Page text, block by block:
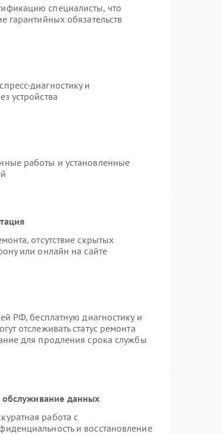
специалисты, что
гарантийных обязательств
диагностику и
устройства
работы и установленные
отсутствие скрытых
или онлайн на сайте
РФ, бесплатную диагностику и
отслеживать статус ремонта
для продления срока службы
данных
работа с
и восстановление